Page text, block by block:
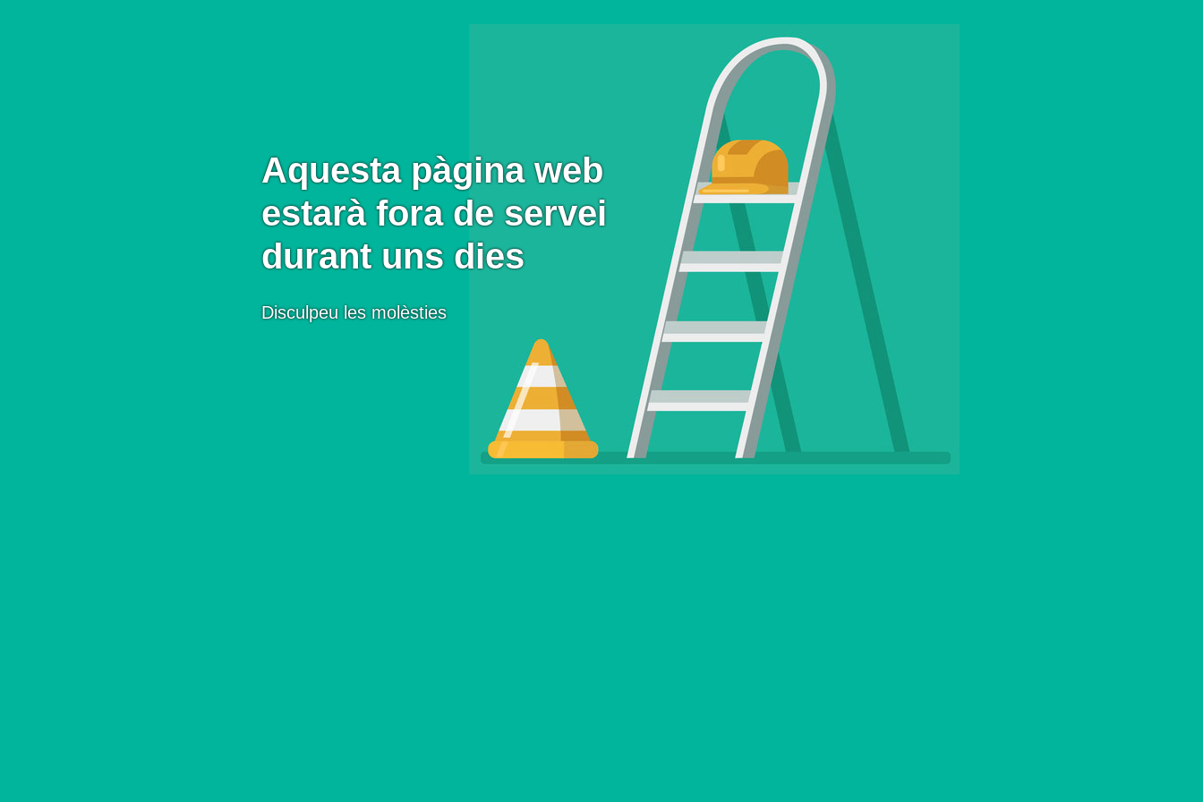
Aquesta pàgina web
estarà fora de servei
durant uns dies
Disculpeu les molèsties